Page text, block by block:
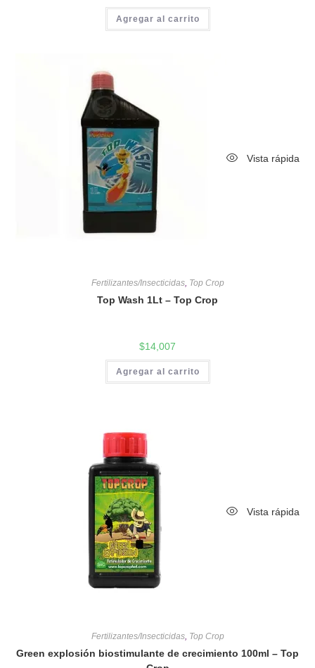
Agregar al carrito
Vista rápida
Fertilizantes/Insecticidas, Top Crop
Top Wash 1Lt – Top Crop
$14,007
Agregar al carrito
Vista rápida
Fertilizantes/Insecticidas, Top Crop
Green explosión biostimulante de crecimiento 100ml – Top